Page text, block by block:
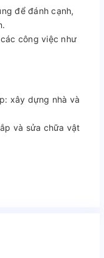
để đánh cạnh,
công việc như
xây dựng nhà và
và sửa chữa vật